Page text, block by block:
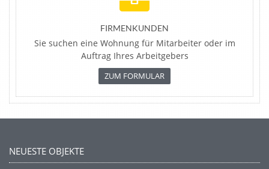
FIRMENKUNDEN
Sie suchen eine Wohnung für Mitarbeiter oder im
Auftrag Ihres Arbeitgebers
ZUM FORMULAR
NEUESTE OBJEKTE